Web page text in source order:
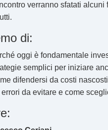
verranno sfatati
di:
oggi è fondamentale
semplici per iniziare
difendersi da costi nascosti
da evitare e come